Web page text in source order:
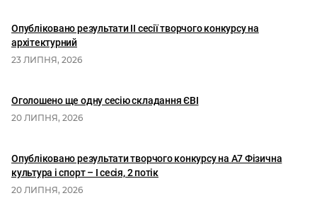
Опубліковано результати II сесії творчого конкурсу на
архітектурний
23 ЛИПНЯ, 2026
Оголошено ще одну сесію складання ЄВІ
20 ЛИПНЯ, 2026
Опубліковано результати творчого конкурсу на А7 Фізична
культура і спорт – І сесія, 2 потік
20 ЛИПНЯ, 2026